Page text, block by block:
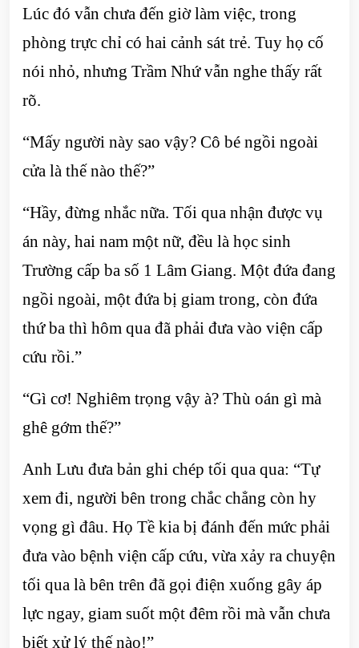
Lúc đó vẫn chưa đến giờ làm việc, trong
phòng trực chỉ có hai cảnh sát trẻ. Tuy họ cố
nói nhỏ, nhưng Trầm Nhứ vẫn nghe thấy rất
rõ.
“Mấy người này sao vậy? Cô bé ngồi ngoài
cửa là thế nào thế?”
“Hầy, đừng nhắc nữa. Tối qua nhận được vụ
án này, hai nam một nữ, đều là học sinh
Trường cấp ba số 1 Lâm Giang. Một đứa đang
ngồi ngoài, một đứa bị giam trong, còn đứa
thứ ba thì hôm qua đã phải đưa vào viện cấp
cứu rồi.”
“Gì cơ! Nghiêm trọng vậy à? Thù oán gì mà
ghê gớm thế?”
Anh Lưu đưa bản ghi chép tối qua qua: “Tự
xem đi, người bên trong chắc chẳng còn hy
vọng gì đâu. Họ Tề kia bị đánh đến mức phải
đưa vào bệnh viện cấp cứu, vừa xảy ra chuyện
tối qua là bên trên đã gọi điện xuống gây áp
lực ngay, giam suốt một đêm rồi mà vẫn chưa
biết xử lý thế nào!”